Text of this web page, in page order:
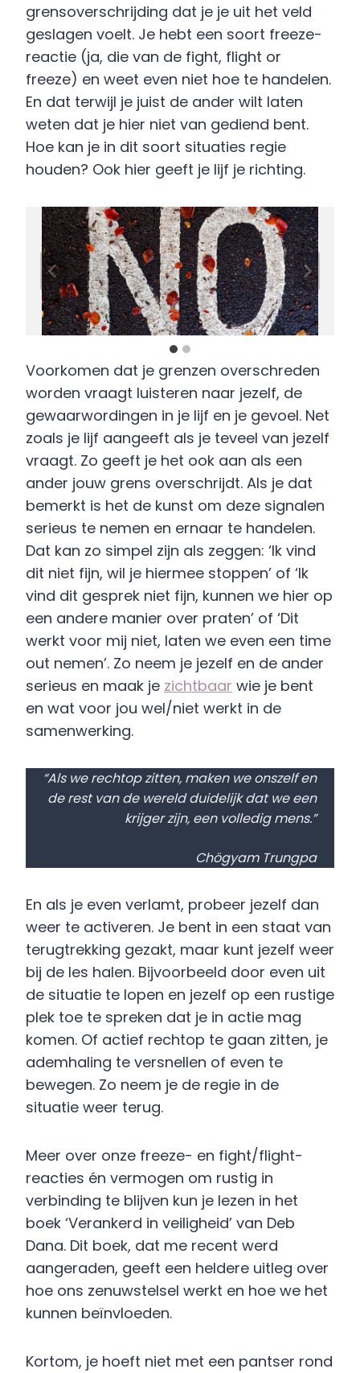
grensoverschrijding dat je je uit het veld
geslagen voelt. Je hebt een soort freeze-
reactie (ja, die van de fight, flight or
freeze) en weet even niet hoe te handelen.
En dat terwijl je juist de ander wilt laten
weten dat je hier niet van gediend bent.
Hoe kan je in dit soort situaties regie
houden? Ook hier geeft je lijf je richting.
Zeg stop! De rest komt
later…
Voorkomen dat je grenzen overschreden
worden vraagt luisteren naar jezelf, de
gewaarwordingen in je lijf en je gevoel. Net
zoals je lijf aangeeft als je teveel van jezelf
vraagt. Zo geeft je het ook aan als een
ander jouw grens overschrijdt. Als je dat
bemerkt is het de kunst om deze signalen
serieus te nemen en ernaar te handelen.
Dat kan zo simpel zijn als zeggen: ‘Ik vind
dit niet fijn, wil je hiermee stoppen’ of ‘Ik
vind dit gesprek niet fijn, kunnen we hier op
een andere manier over praten’ of ‘Dit
werkt voor mij niet, laten we even een time
out nemen’. Zo neem je jezelf en de ander
serieus en maak je zichtbaar wie je bent
en wat voor jou wel/niet werkt in de
samenwerking.
“Als we rechtop zitten, maken we onszelf en
de rest van de wereld duidelijk dat we een
krijger zijn, een volledig mens.”
Chögyam Trungpa
En als je even verlamt, probeer jezelf dan
weer te activeren. Je bent in een staat van
terugtrekking gezakt, maar kunt jezelf weer
bij de les halen. Bijvoorbeeld door even uit
de situatie te lopen en jezelf op een rustige
plek toe te spreken dat je in actie mag
komen. Of actief rechtop te gaan zitten, je
ademhaling te versnellen of even te
bewegen. Zo neem je de regie in de
situatie weer terug.
Meer over onze freeze- en fight/flight-
reacties én vermogen om rustig in
verbinding te blijven kun je lezen in het
boek ‘Verankerd in veiligheid’ van Deb
Dana. Dit boek, dat me recent werd
aangeraden, geeft een heldere uitleg over
hoe ons zenuwstelsel werkt en hoe we het
kunnen beïnvloeden.
Kortom, je hoeft niet met een pantser rond